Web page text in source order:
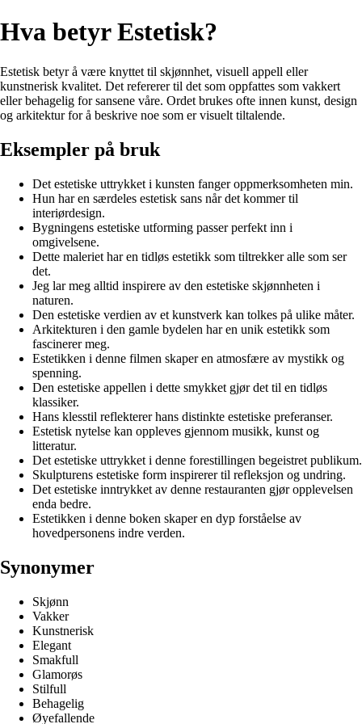
Hva betyr Estetisk?
Estetisk betyr å være knyttet til skjønnhet, visuell appell eller
kunstnerisk kvalitet. Det refererer til det som oppfattes som vakkert
eller behagelig for sansene våre. Ordet brukes ofte innen kunst, design
og arkitektur for å beskrive noe som er visuelt tiltalende.
Eksempler på bruk
Det estetiske uttrykket i kunsten fanger oppmerksomheten min.
Hun har en særdeles estetisk sans når det kommer til
interiørdesign.
Bygningens estetiske utforming passer perfekt inn i
omgivelsene.
Dette maleriet har en tidløs estetikk som tiltrekker alle som ser
det.
Jeg lar meg alltid inspirere av den estetiske skjønnheten i
naturen.
Den estetiske verdien av et kunstverk kan tolkes på ulike måter.
Arkitekturen i den gamle bydelen har en unik estetikk som
fascinerer meg.
Estetikken i denne filmen skaper en atmosfære av mystikk og
spenning.
Den estetiske appellen i dette smykket gjør det til en tidløs
klassiker.
Hans klesstil reflekterer hans distinkte estetiske preferanser.
Estetisk nytelse kan oppleves gjennom musikk, kunst og
litteratur.
Det estetiske uttrykket i denne forestillingen begeistret publikum.
Skulpturens estetiske form inspirerer til refleksjon og undring.
Det estetiske inntrykket av denne restauranten gjør opplevelsen
enda bedre.
Estetikken i denne boken skaper en dyp forståelse av
hovedpersonens indre verden.
Synonymer
Skjønn
Vakker
Kunstnerisk
Elegant
Smakfull
Glamorøs
Stilfull
Behagelig
Øyefallende